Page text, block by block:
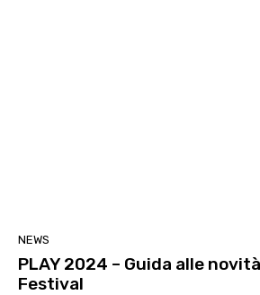
NEWS
PLAY 2024 – Guida alle
Festival